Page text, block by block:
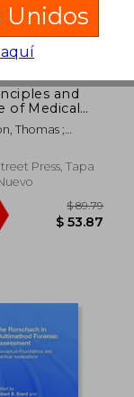
$
and
of Medical
2 (en Inglés)
Thomas ;
Press, Tapa
Unidos